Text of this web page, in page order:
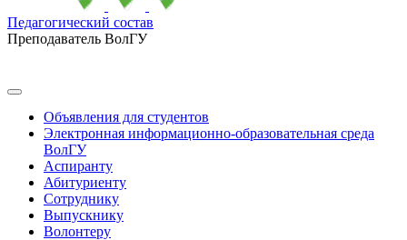
Педагогический состав
Преподаватель ВолГУ
Объявления для студентов
Электронная информационно-образовательная среда
ВолГУ
Аспиранту
Абитуриенту
Сотруднику
Выпускнику
Волонтеру